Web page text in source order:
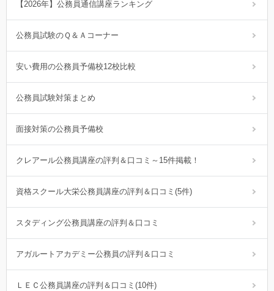
【2026年】公務員通信講座ランキング
公務員試験のＱ＆Ａコーナー
安い費用の公務員予備校12校比較
公務員試験対策まとめ
面接対策の公務員予備校
クレアール公務員講座の評判＆口コミ～15件掲載！
資格スクール大栄公務員講座の評判＆口コミ(5件)
スタディング公務員講座の評判＆口コミ
アガルートアカデミー公務員の評判＆口コミ
ＬＥＣ公務員講座の評判＆口コミ(10件)